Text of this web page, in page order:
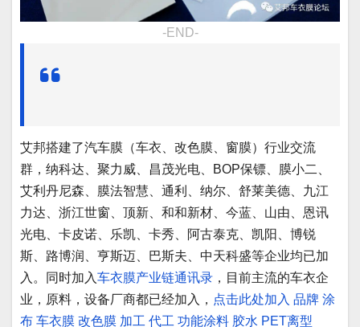
-END-
艾邦搭建了汽车膜（车衣、改色膜、窗膜）行业交流
群，纳科达、聚力威、昌茂光电、BOP保镖、膜小二、
艾利丹尼森、膜法智慧、通利、纳尔、舒莱美德、九江
力达、浙江世窗、顶新、和和新材、今蓝、山由、恩讯
光电、卡皮诺、乐凯、卡秀、阿古泰克、凯阳、博锐
斯、路博润、亨斯迈、巴斯夫、中天科盛等企业均已加
入。同时加入车衣膜产业链通讯录 ，目前主流的车衣企
业，原料，设备厂商都已经加入， 点击此处加入 品牌 涂
布 车衣膜 改色膜 加工 代工 功能涂料 胶水 PET离型